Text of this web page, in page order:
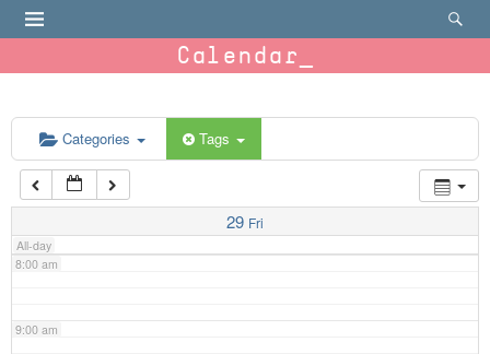
Calendar
Categories Tags
29 Fri
All-day
6:00 am
7:00 am
8:00 am
9:00 am